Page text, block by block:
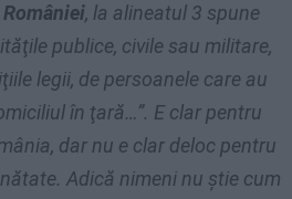
, la alineatul 3 spune
publice, civile sau militare,
legii, de persoanele care au
în ţară…”. E clar pentru
dar nu e clar deloc pentru
Adică nimeni nu știe cum